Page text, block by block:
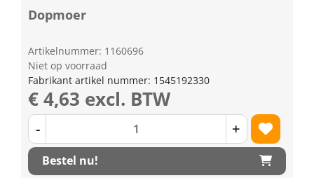
Dopmoer
Artikelnummer: 1160696
Niet op voorraad
Fabrikant artikel nummer: 1545192330
€ 4,63 excl. BTW
- +
Bestel nu!